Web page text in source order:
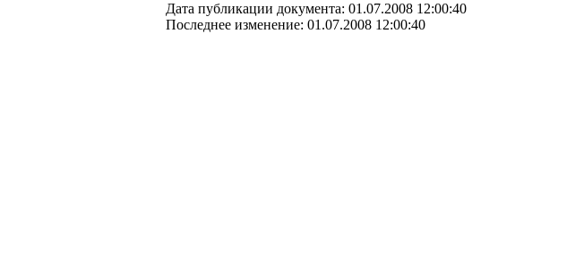
Дата публикации документа: 01.07.2008 12:00:40
Последнее изменение: 01.07.2008 12:00:40